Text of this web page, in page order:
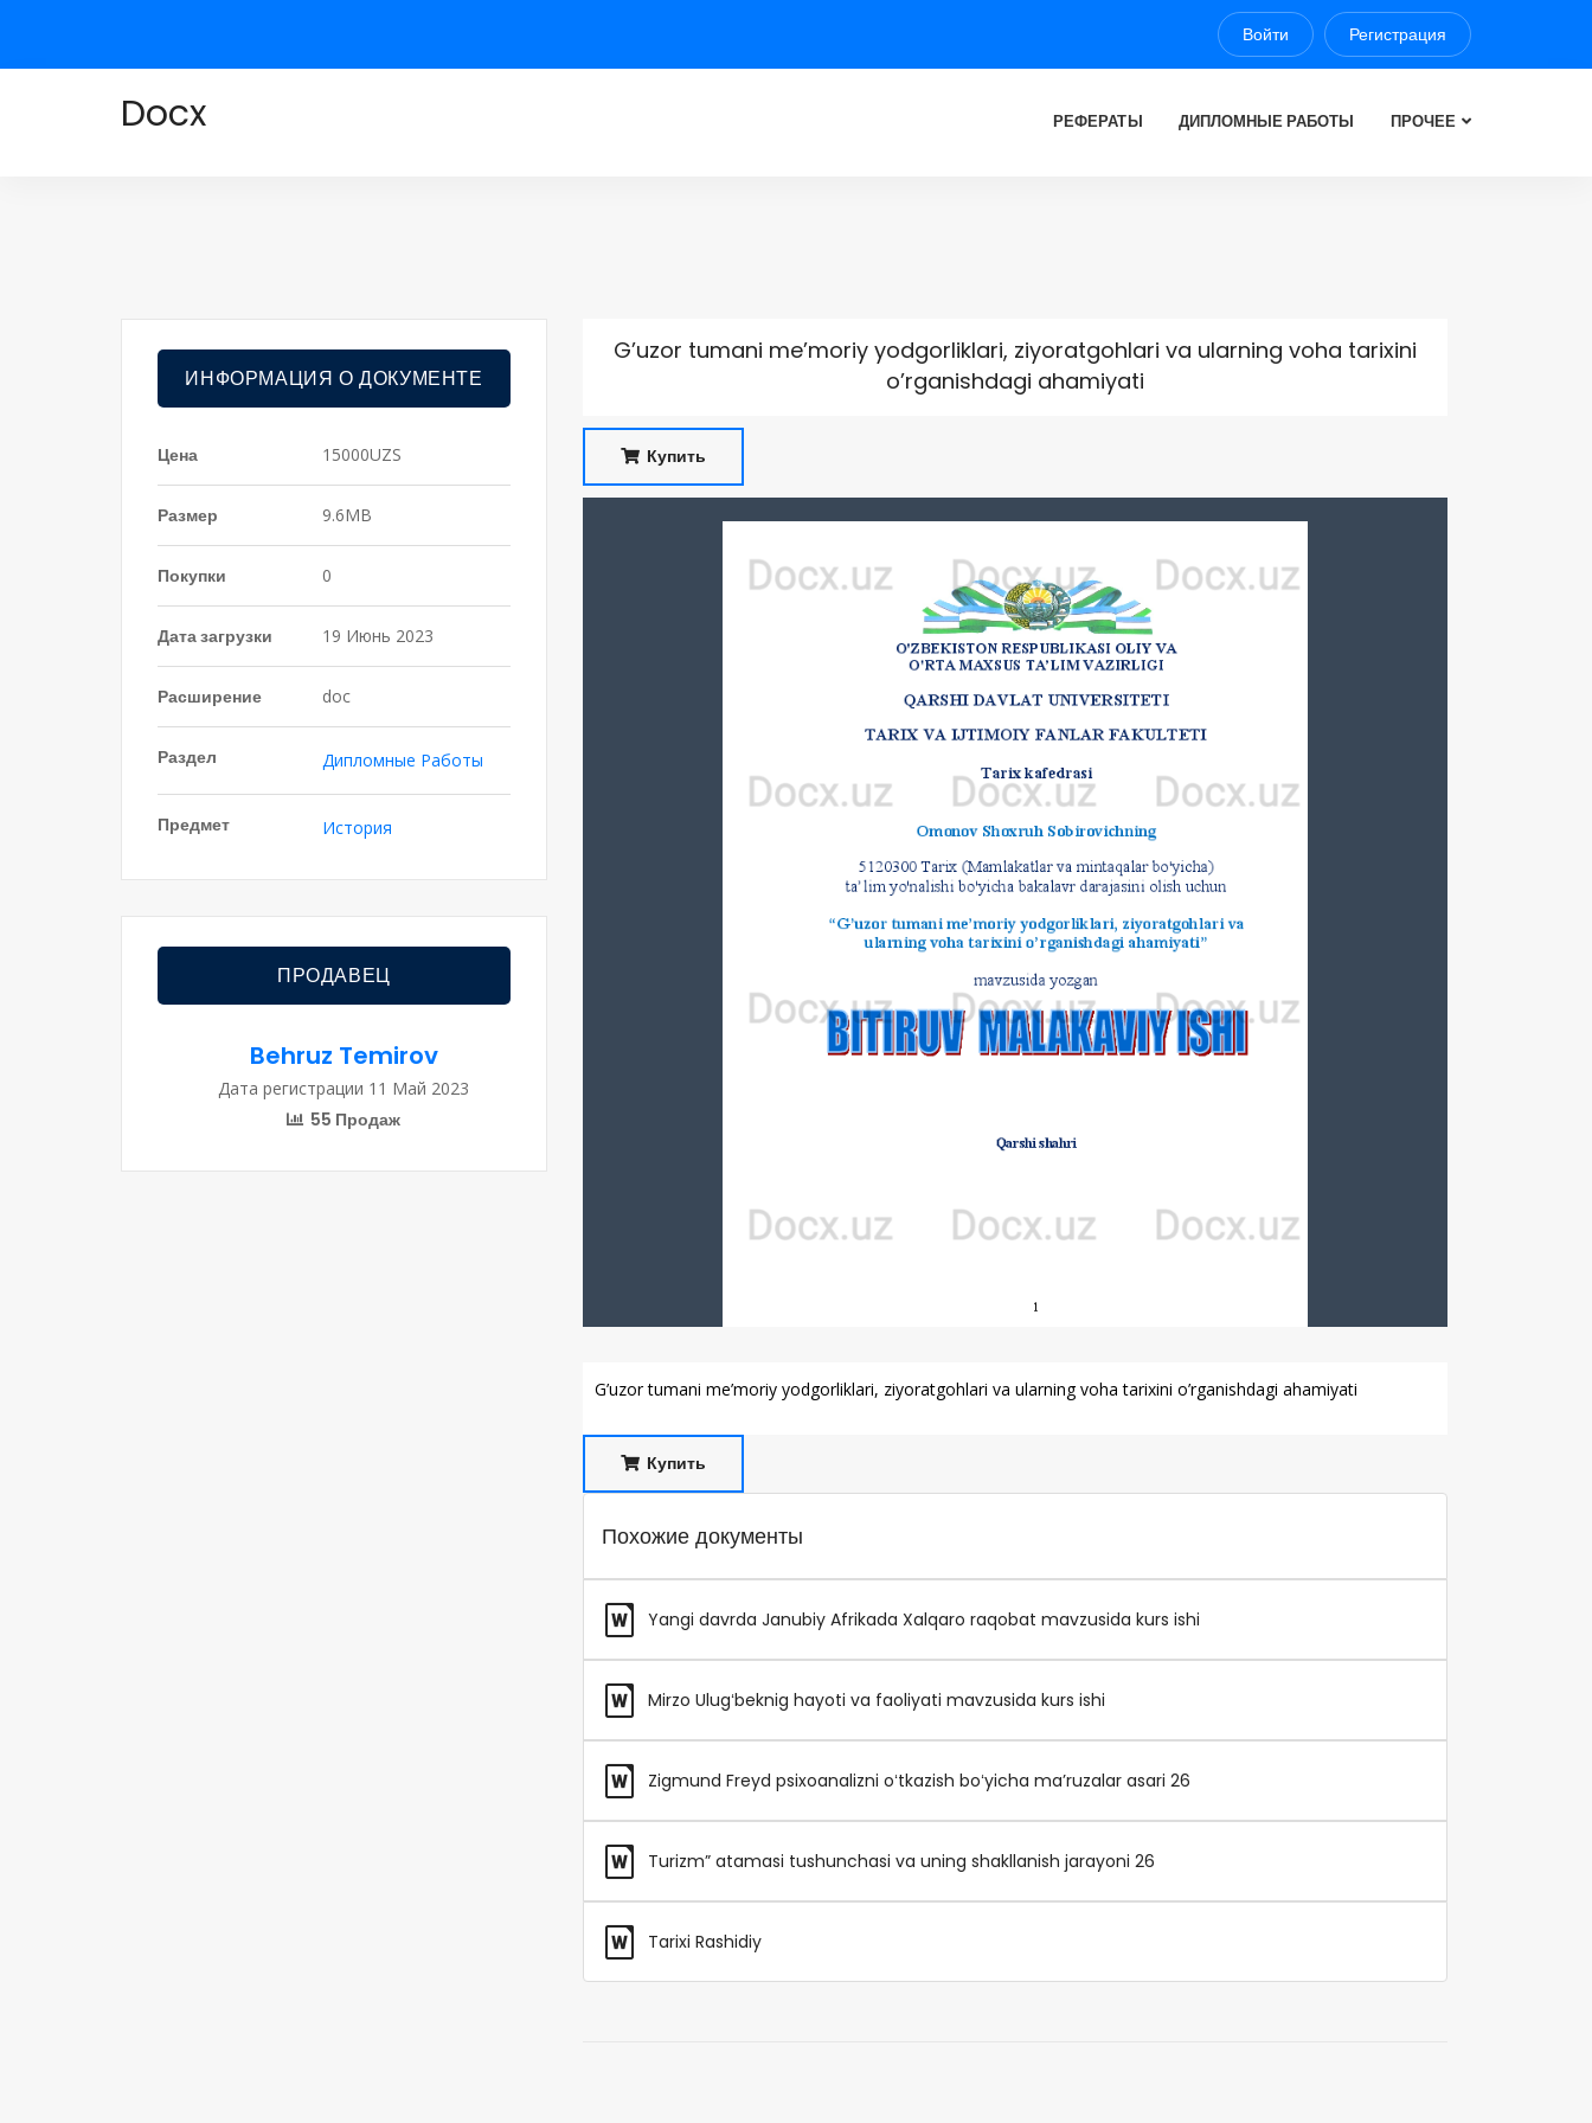
Войти Регистрация
Docx РЕФЕРАТЫ ДИПЛОМНЫЕ РАБОТЫ ПРОЧЕЕ
ИНФОРМАЦИЯ О ДОКУМЕНТЕ
Цена 15000UZS
Размер 9.6MB
Покупки 0
Дата загрузки 19 Июнь 2023
Расширение doc
Раздел Дипломные Работы
Предмет История
ПРОДАВЕЦ
Behruz Temirov
Дата регистрации 11 Май 2023
55 Продаж
G’uzor tumani me’moriy yodgorliklari, ziyoratgohlari va ularning voha tarixini
o’rganishdagi ahamiyati
Купить
G’uzor tumani me’moriy yodgorliklari, ziyoratgohlari va ularning voha tarixini o’rganishdagi ahamiyati
Купить
Похожие документы
Yangi davrda Janubiy Afrikada Xalqaro raqobat mavzusida kurs ishi
Mirzo Ulugʻbeknig hayoti va faoliyati mavzusida kurs ishi
Zigmund Freyd psixoanalizni oʻtkazish boʻyicha maʼruzalar asari 26
Turizm” atamasi tushunchasi va uning shakllanish jarayoni 26
Tarixi Rashidiy